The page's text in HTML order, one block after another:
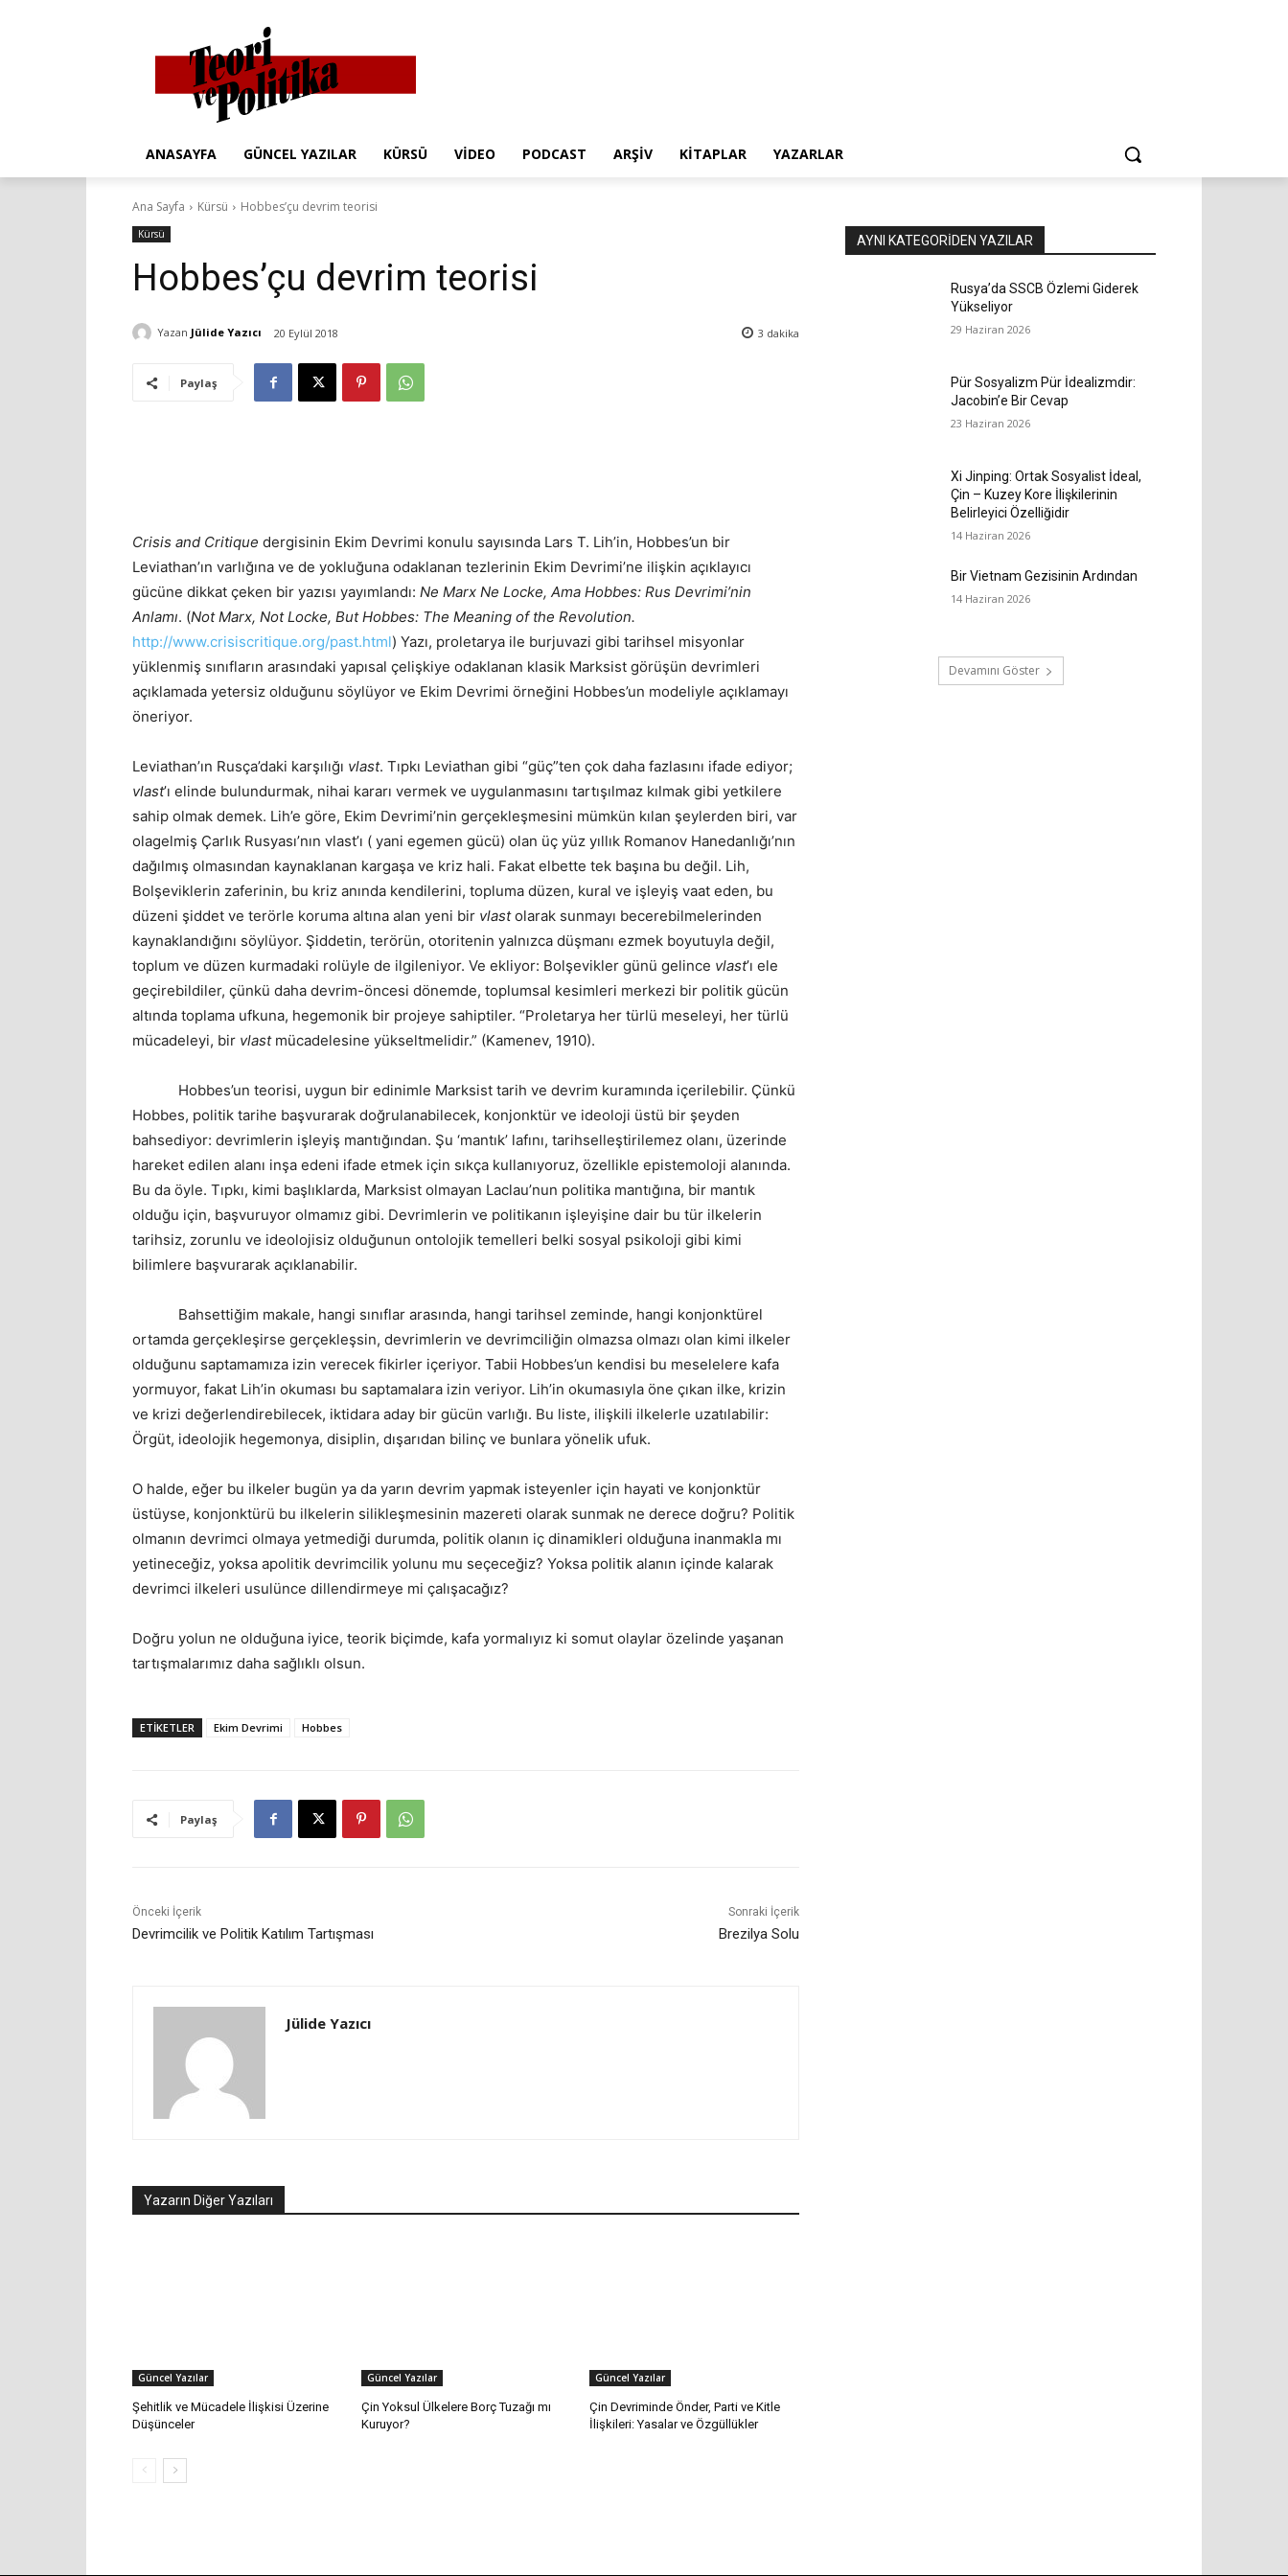
ANASAYFA GÜNCEL YAZILAR KÜRSÜ VIDEO PODCAST ARŞIV KITAPLAR YAZARLAR
Ana Sayfa Kürsü Hobbes’çu devrim teorisi
Kürsü
Hobbes’çu devrim teorisi
Yazan Jülide Yazıcı 20 Eylül 2018 3 dakika
Paylaş
Crisis and Critique dergisinin Ekim Devrimi konulu sayısında Lars T. Lih’in, Hobbes’un bir
Leviathan’ın varlığına ve de yokluğuna odaklanan tezlerinin Ekim Devrimi’ne ilişkin açıklayıcı
gücüne dikkat çeken bir yazısı yayımlandı: Ne Marx Ne Locke, Ama Hobbes: Rus Devrimi’nin
Anlamı. (Not Marx, Not Locke, But Hobbes: The Meaning of the Revolution.
http://www.crisiscritique.org/past.html) Yazı, proletarya ile burjuvazi gibi tarihsel misyonlar
yüklenmiş sınıfların arasındaki yapısal çelişkiye odaklanan klasik Marksist görüşün devrimleri
açıklamada yetersiz olduğunu söylüyor ve Ekim Devrimi örneğini Hobbes’un modeliyle açıklamayı
öneriyor.
Leviathan’ın Rusça’daki karşılığı vlast. Tıpkı Leviathan gibi “güç”ten çok daha fazlasını ifade ediyor;
vlast’ı elinde bulundurmak, nihai kararı vermek ve uygulanmasını tartışılmaz kılmak gibi yetkilere
sahip olmak demek. Lih’e göre, Ekim Devrimi’nin gerçekleşmesini mümkün kılan şeylerden biri, var
olagelmiş Çarlık Rusyası’nın vlast’ı ( yani egemen gücü) olan üç yüz yıllık Romanov Hanedanlığı’nın
dağılmış olmasından kaynaklanan kargaşa ve kriz hali. Fakat elbette tek başına bu değil. Lih,
Bolşeviklerin zaferinin, bu kriz anında kendilerini, topluma düzen, kural ve işleyiş vaat eden, bu
düzeni şiddet ve terörle koruma altına alan yeni bir vlastolarak sunmayı becerebilmelerinden
kaynaklandığını söylüyor. Şiddetin, terörün, otoritenin yalnızca düşmanı ezmek boyutuyla değil,
toplum ve düzen kurmadaki rolüyle de ilgileniyor. Ve ekliyor: Bolşevikler günü gelince vlast’ı ele
geçirebildiler, çünkü daha devrim-öncesi dönemde, toplumsal kesimleri merkezi bir politik gücün
altında toplama ufkuna, hegemonik bir projeye sahiptiler. “Proletarya her türlü meseleyi, her türlü
mücadeleyi, bir vlastmücadelesine yükseltmelidir.” (Kamenev, 1910).
Hobbes’un teorisi, uygun bir edinimle Marksist tarih ve devrim kuramında içerilebilir. Çünkü
Hobbes, politik tarihe başvurarak doğrulanabilecek, konjonktür ve ideoloji üstü bir şeyden
bahsediyor: devrimlerin işleyiş mantığından. Şu ‘mantık’ lafını, tarihselleştirilemez olanı, üzerinde
hareket edilen alanı inşa edeni ifade etmek için sıkça kullanıyoruz, özellikle epistemoloji alanında.
Bu da öyle. Tıpkı, kimi başlıklarda, Marksist olmayan Laclau’nun politika mantığına, bir mantık
olduğu için, başvuruyor olmamız gibi. Devrimlerin ve politikanın işleyişine dair bu tür ilkelerin
tarihsiz, zorunlu ve ideolojisiz olduğunun ontolojik temelleri belki sosyal psikoloji gibi kimi
bilimlere başvurarak açıklanabilir.
Bahsettiğim makale, hangi sınıflar arasında, hangi tarihsel zeminde, hangi konjonktürel
ortamda gerçekleşirse gerçekleşsin, devrimlerin ve devrimciliğin olmazsa olmazı olan kimi ilkeler
olduğunu saptamamıza izin verecek fikirler içeriyor. Tabii Hobbes’un kendisi bu meselelere kafa
yormuyor, fakat Lih’in okuması bu saptamalara izin veriyor. Lih’in okumasıyla öne çıkan ilke, krizin
ve krizi değerlendirebilecek, iktidara aday bir gücün varlığı. Bu liste, ilişkili ilkelerle uzatılabilir:
Örgüt, ideolojik hegemonya, disiplin, dışarıdan bilinç ve bunlara yönelik ufuk.
O halde, eğer bu ilkeler bugün ya da yarın devrim yapmak isteyenler için hayati ve konjonktür
üstüyse, konjonktürü bu ilkelerin silikleşmesinin mazereti olarak sunmak ne derece doğru? Politik
olmanın devrimci olmaya yetmediği durumda, politik olanın iç dinamikleri olduğuna inanmakla mı
yetineceğiz, yoksa apolitik devrimcilik yolunu mu seçeceğiz? Yoksa politik alanın içinde kalarak
devrimci ilkeleri usulünce dillendirmeye mi çalışacağız?
Doğru yolun ne olduğuna iyice, teorik biçimde, kafa yormalıyız ki somut olaylar özelinde yaşanan
tartışmalarımız daha sağlıklı olsun.
ETIKETLER Ekim Devrimi Hobbes
Paylaş
Önceki İçerik
Devrimcilik ve Politik Katılım Tartışması
Sonraki İçerik
Brezilya Solu
Jülide Yazıcı
Yazarın Diğer Yazıları
Güncel Yazılar
Şehitlik ve Mücadele İlişkisi Üzerine
Düşünceler
Güncel Yazılar
Çin Yoksul Ülkelere Borç Tuzağı mı
Kuruyor?
Güncel Yazılar
Çin Devriminde Önder, Parti ve Kitle
İlişkileri: Yasalar ve Özgüllükler
AYNI KATEGORIDEN YAZILAR
Rusya’da SSCB Özlemi Giderek
Yükseliyor
29 Haziran 2026
Pür Sosyalizm Pür İdealizmdir:
Jacobin’e Bir Cevap
23 Haziran 2026
Xi Jinping: Ortak Sosyalist İdeal,
Çin – Kuzey Kore İlişkilerinin
Belirleyici Özelliğidir
14 Haziran 2026
Bir Vietnam Gezisinin Ardından
14 Haziran 2026
Devamını Göster